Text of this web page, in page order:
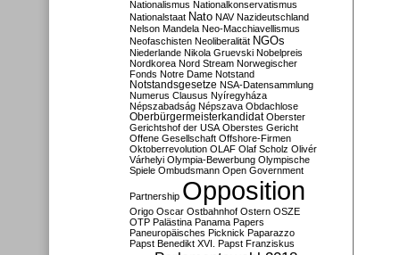
Nationalismus Nationalkonservatismus
Nationalstaat Nato NAV Nazideutschland
Nelson Mandela Neo-Macchiavellismus
Neofaschisten Neoliberalität NGOs
Niederlande Nikola Gruevski Nobelpreis
Nordkorea Nord Stream Norwegischer
Fonds Notre Dame Notstand
Notstandsgesetze NSA-Datensammlung
Numerus Clausus Nyíregyháza
Népszabadság Népszava Obdachlose
Oberbürgermeisterkandidat Oberster
Gerichtshof der USA Oberstes Gericht
Offene Gesellschaft Offshore-Firmen
Oktoberrevolution OLAF Olaf Scholz Olivér
Várhelyi Olympia-Bewerbung Olympische
Spiele Ombudsmann Open Government
Partnership Opposition
Origo Oscar Ostbahnhof Ostern OSZE
OTP Palästina Panama Papers
Paneuropäisches Picknick Paparazzo
Papst Benedikt XVI. Papst Franziskus